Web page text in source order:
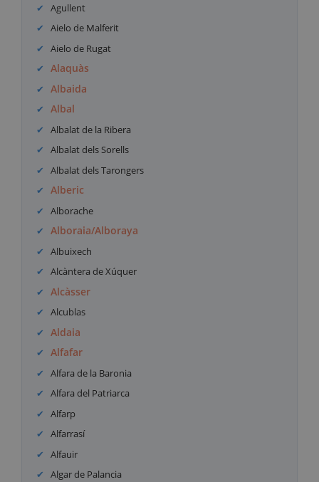
Agullent
Aielo de Malferit
Aielo de Rugat
Alaquàs
Albaida
Albal
Albalat de la Ribera
Albalat dels Sorells
Albalat dels Tarongers
Alberic
Alborache
Alboraia/Alboraya
Albuixech
Alcàntera de Xúquer
Alcàsser
Alcublas
Aldaia
Alfafar
Alfara de la Baronia
Alfara del Patriarca
Alfarp
Alfarrasí
Alfauir
Algar de Palancia